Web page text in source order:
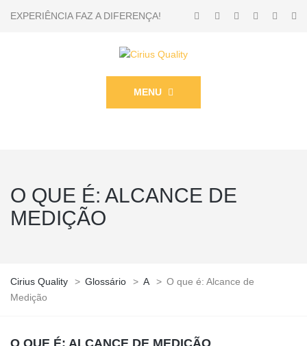
EXPERIÊNCIA FAZ A DIFERENÇA!
MENU
O QUE É: ALCANCE DE
MEDIÇÃO
Cirius Quality > Glossário > A > O que é: Alcance de
Medição
O QUE É: ALCANCE DE MEDIÇÃO